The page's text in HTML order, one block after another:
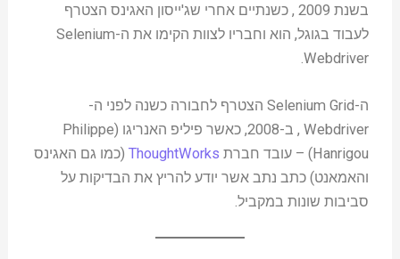
בשנת 2009 , כשנתיים אחרי שג'ייסון האגינס הצטרף
לעבוד בגוגל, הוא וחבריו לצוות הקימו את ה-Selenium
Webdriver.
ה-Selenium Grid הצטרף לחבורה כשנה לפני ה-
Webdriver , ב-2008, כאשר פיליפ האנריגו (Philippe
Hanrigou) – עובד חברת
ThoughtWorks (כמו גם האגינס
והאמאנט) כתב נתב אשר יודע להריץ את הבדיקות על
סביבות שונות במקביל.